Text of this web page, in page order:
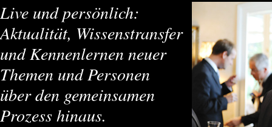
Live und persönlich:
Aktualität, Wissenstransfer
und Kennenlernen neuer
Themen und Personen
über den gemeinsamen
Prozess hinaus.